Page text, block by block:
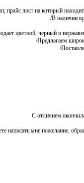
прайс лист на который
В наличии
цветной, черный и
Предлагаем
С отличием
написать мне пожелание,